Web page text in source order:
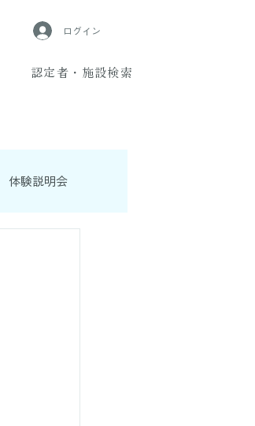
ログイン
認定者・施設検索
体験説明会